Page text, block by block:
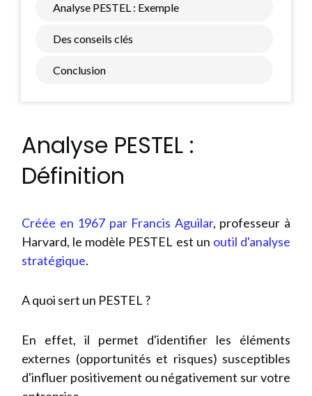
Analyse PESTEL : Exemple
Des conseils clés
Conclusion
Analyse PESTEL :
Définition
Créée en 1967 par Francis Aguilar, professeur à
Harvard, le modèle PESTEL est un outil d'analyse
stratégique.
A quoi sert un PESTEL ?
En effet, il permet d'identifier les éléments
externes (opportunités et risques) susceptibles
d'influer positivement ou négativement sur votre